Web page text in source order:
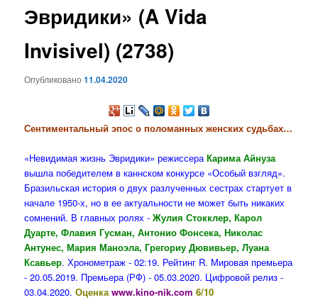
Эвридики» (A Vida
Invisivel) (2738)
Опубликовано11.04.2020
Сентиментальный эпос о поломанных женских судьбах…
«Невидимая жизнь Эвридики» режиссераКарима Айнуза
вышла победителем в каннском конкурсе «Особый взгляд».
Бразильская история о двух разлученных сестрах стартует в
начале 1950-х, но в ее актуальности не может быть никаких
сомнений. В главных ролях -Жулия Стокклер, Карол
Дуарте, Флавия Гусман, Антонио Фонсека, Николас
Антунес, Мария Маноэла, Грегориу Дювивьер, Луана
Ксавьер. Хронометраж - 02:19. Рейтинг R. Мировая премьера
- 20.05.2019. Премьера (РФ) - 05.03.2020. Цифровой релиз -
03.04.2020.Оценкаwww.kino-nik.com 6/10